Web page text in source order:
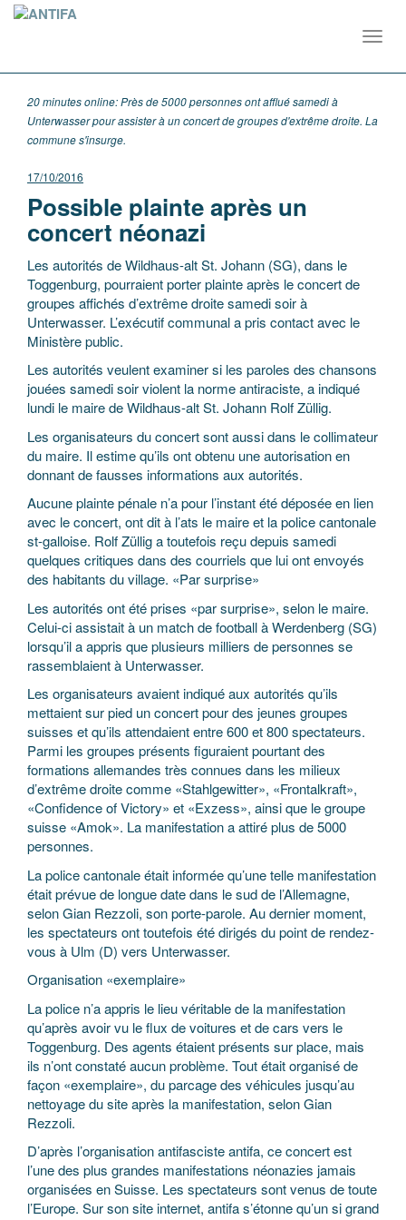
20 minutes online: Près de 5000 personnes ont afflué samedi à
Unterwasser pour assister à un concert de groupes d'extrême droite. La
commune s'insurge.
17/10/2016
Possible plainte après un
concert néonazi
Les autorités de Wildhaus-alt St. Johann (SG), dans le
Toggenburg, pourraient porter plainte après le concert de
groupes affichés d’extrême droite samedi soir à
Unterwasser. L’exécutif communal a pris contact avec le
Ministère public.
Les autorités veulent examiner si les paroles des chansons
jouées samedi soir violent la norme antiraciste, a indiqué
lundi le maire de Wildhaus-alt St. Johann Rolf Züllig.
Les organisateurs du concert sont aussi dans le collimateur
du maire. Il estime qu’ils ont obtenu une autorisation en
donnant de fausses informations aux autorités.
Aucune plainte pénale n’a pour l’instant été déposée en lien
avec le concert, ont dit à l’ats le maire et la police cantonale
st-galloise. Rolf Züllig a toutefois reçu depuis samedi
quelques critiques dans des courriels que lui ont envoyés
des habitants du village. «Par surprise»
Les autorités ont été prises «par surprise», selon le maire.
Celui-ci assistait à un match de football à Werdenberg (SG)
lorsqu’il a appris que plusieurs milliers de personnes se
rassemblaient à Unterwasser.
Les organisateurs avaient indiqué aux autorités qu’ils
mettaient sur pied un concert pour des jeunes groupes
suisses et qu’ils attendaient entre 600 et 800 spectateurs.
Parmi les groupes présents figuraient pourtant des
formations allemandes très connues dans les milieux
d’extrême droite comme «Stahlgewitter», «Frontalkraft»,
«Confidence of Victory» et «Exzess», ainsi que le groupe
suisse «Amok». La manifestation a attiré plus de 5000
personnes.
La police cantonale était informée qu’une telle manifestation
était prévue de longue date dans le sud de l’Allemagne,
selon Gian Rezzoli, son porte-parole. Au dernier moment,
les spectateurs ont toutefois été dirigés du point de rendez-
vous à Ulm (D) vers Unterwasser.
Organisation «exemplaire»
La police n’a appris le lieu véritable de la manifestation
qu’après avoir vu le flux de voitures et de cars vers le
Toggenburg. Des agents étaient présents sur place, mais
ils n’ont constaté aucun problème. Tout était organisé de
façon «exemplaire», du parcage des véhicules jusqu’au
nettoyage du site après la manifestation, selon Gian
Rezzoli.
D’après l’organisation antifasciste antifa, ce concert est
l’une des plus grandes manifestations néonazies jamais
organisées en Suisse. Les spectateurs sont venus de toute
l’Europe. Sur son site internet, antifa s’étonne qu’un si grand